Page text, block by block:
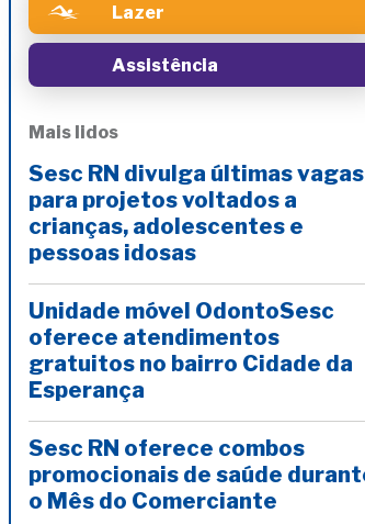
Lazer
Assistência
Mais lidos
Sesc RN divulga últimas vagas
para projetos voltados a
crianças, adolescentes e
pessoas idosas
Unidade móvel OdontoSesc
oferece atendimentos
gratuitos no bairro Cidade da
Esperança
Sesc RN oferece combos
promocionais de saúde
o Mês do Comerciante